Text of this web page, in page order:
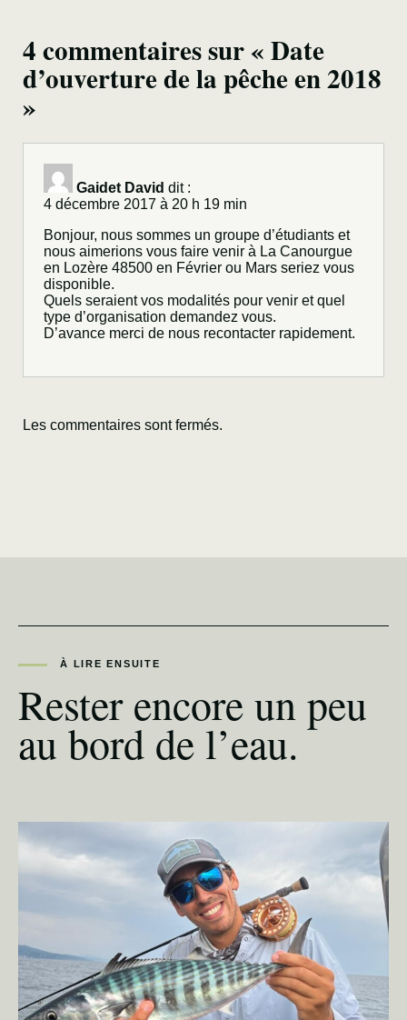
4 commentaires sur « Date
d’ouverture de la pêche en 2018
»
Gaidet David dit :
4 décembre 2017 à 20 h 19 min
Bonjour, nous sommes un groupe d’étudiants et
nous aimerions vous faire venir à La Canourgue
en Lozère 48500 en Février ou Mars seriez vous
disponible.
Quels seraient vos modalités pour venir et quel
type d’organisation demandez vous.
D’avance merci de nous recontacter rapidement.
Les commentaires sont fermés.
À LIRE ENSUITE
Rester encore un peu
au bord de l’eau.